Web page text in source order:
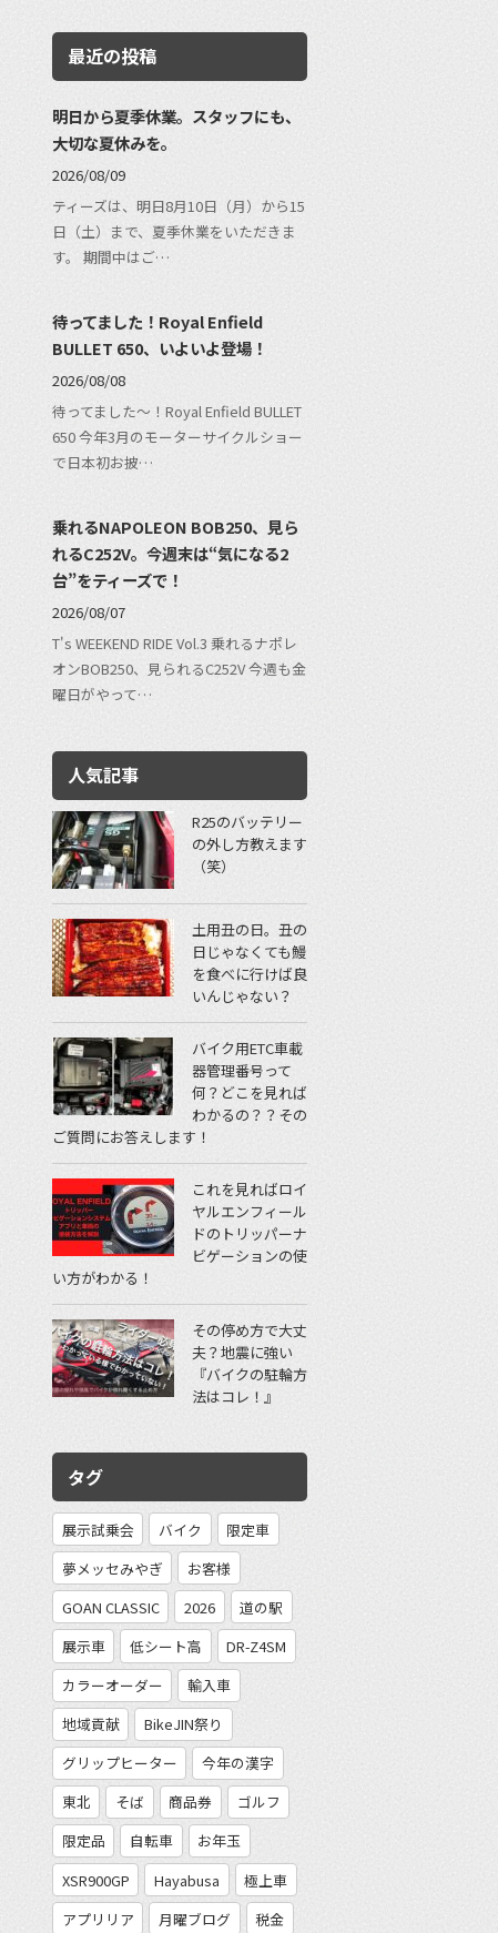
最近の投稿
明日から夏季休業。スタッフにも、
大切な夏休みを。
2026/08/09
ティーズは、明日8月10日（月）から15
日（土）まで、夏季休業をいただきま
す。 期間中はご…
待ってました！Royal Enfield
BULLET 650、いよいよ登場！
2026/08/08
待ってました〜！Royal Enfield BULLET
650 今年3月のモーターサイクルショー
で日本初お披…
乗れるNAPOLEON BOB250、見ら
れるC252V。今週末は“気になる2
台”をティーズで！
2026/08/07
T's WEEKEND RIDE Vol.3 乗れるナポレ
オンBOB250、見られるC252V 今週も金
曜日がやって…
人気記事
R25のバッテリー
の外し方教えます
（笑）
土用丑の日。丑の
日じゃなくても鰻
を食べに行けば良
いんじゃない？
バイク用ETC車載
器管理番号って
何？どこを見れば
わかるの？？その
ご質問にお答えします！
これを見ればロイ
ヤルエンフィール
ドのトリッパーナ
ビゲーションの使
い方がわかる！
その停め方で大丈
夫？地震に強い
『バイクの駐輪方
法はコレ！』
タグ
展示試乗会 バイク
限定車
夢メッセみやぎ
お客様
GOAN CLASSIC
2026
道の駅
展示車
低シート高
DR-Z4SM
カラーオーダー
輸入車
地域貢献
BikeJIN祭り
グリップヒーター
今年の漢字
東北
そば 商品券
ゴルフ
限定品
自転車
お年玉
XSR900GP
Hayabusa
極上車
アプリリア
月曜ブログ 税金